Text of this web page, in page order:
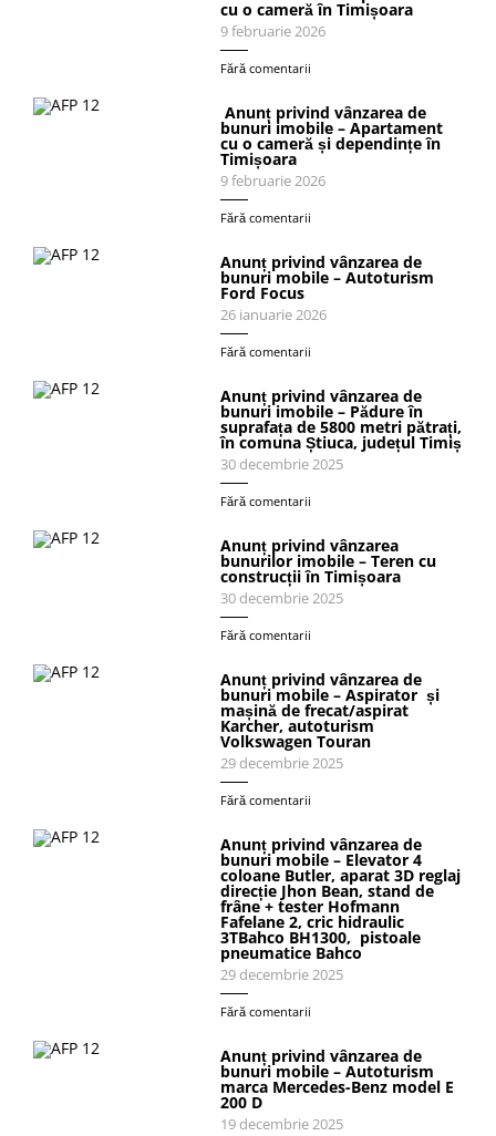
cu o cameră în Timișoara
9 februarie 2026
Fără comentarii
Anunț privind vânzarea de
bunuri imobile – Apartament
cu o cameră și dependințe în
Timișoara
9 februarie 2026
Fără comentarii
Anunț privind vânzarea de
bunuri mobile – Autoturism
Ford Focus
26 ianuarie 2026
Fără comentarii
Anunț privind vânzarea de
bunuri imobile – Pădure în
suprafața de 5800 metri pătrați,
în comuna Știuca, județul Timiș
30 decembrie 2025
Fără comentarii
Anunț privind vânzarea
bunurilor imobile – Teren cu
construcții în Timișoara
30 decembrie 2025
Fără comentarii
Anunț privind vânzarea de
bunuri mobile – Aspirator și
mașină de frecat/aspirat
Karcher, autoturism
Volkswagen Touran
29 decembrie 2025
Fără comentarii
Anunț privind vânzarea de
bunuri mobile – Elevator 4
coloane Butler, aparat 3D reglaj
direcție Jhon Bean, stand de
frâne + tester Hofmann
Fafelane 2, cric hidraulic
3TBahco BH1300, pistoale
pneumatice Bahco
29 decembrie 2025
Fără comentarii
Anunț privind vânzarea de
bunuri mobile – Autoturism
marca Mercedes-Benz model E
200 D
19 decembrie 2025